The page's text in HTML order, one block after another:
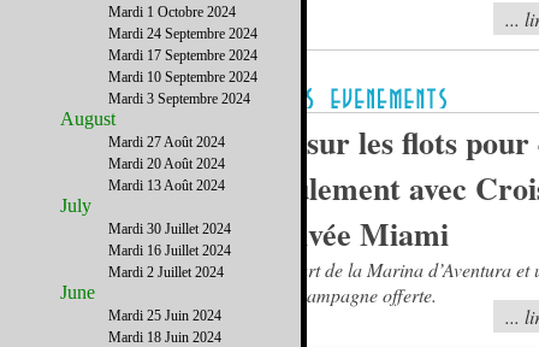
...
4h sur les flots
seulement avec
Privée Miami
Départ de la Marina d’Aventura et
de champagne offerte.
...
Mardi 1 Octobre 2024
Mardi 24 Septembre 2024
Mardi 17 Septembre 2024
Mardi 10 Septembre 2024
Mardi 3 Septembre 2024
August
Mardi 27 Août 2024
Mardi 20 Août 2024
Mardi 13 Août 2024
July
Mardi 30 Juillet 2024
Mardi 16 Juillet 2024
Mardi 2 Juillet 2024
June
Mardi 25 Juin 2024
Mardi 18 Juin 2024